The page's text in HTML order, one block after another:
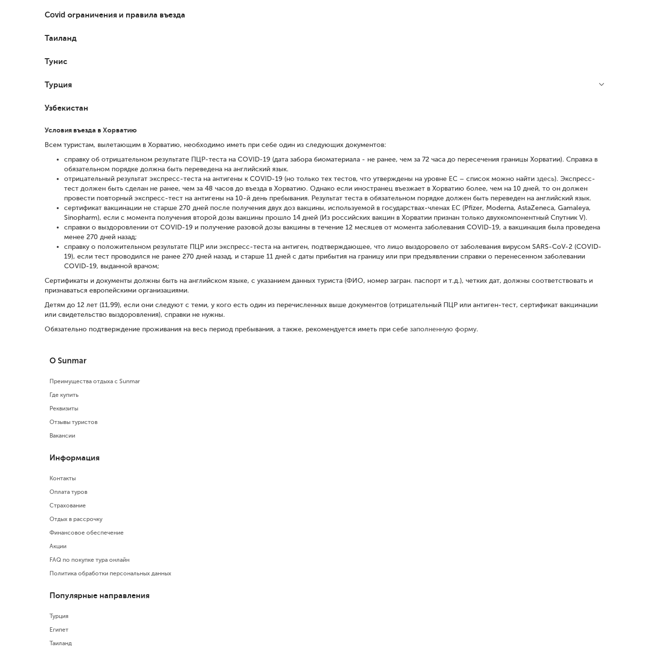
Covid ограничения и правила въезда
Таиланд
Тунис
Турция
Узбекистан
Условия въезда в Хорватию
Всем туристам, вылетающим в Хорватию, необходимо иметь при себе один из следующих документов:
справку об отрицательном результате ПЦР-теста на COVID-19 (дата забора биоматериала - не ранее, чем за 72 часа до пересечения границы Хорватии). Справка в
обязательном порядке должна быть переведена на английский язык.
отрицательный результат экспресс-теста на антигены к COVID-19 (но только тех тестов, что утверждены на уровне ЕС – список можно найти здесь). Экспресс-
тест должен быть сделан не ранее, чем за 48 часов до въезда в Хорватию. Однако если иностранец въезжает в Хорватию более, чем на 10 дней, то он должен
провести повторный экспресс-тест на антигены на 10-й день пребывания. Результат теста в обязательном порядке должен быть переведен на английский язык.
сертификат вакцинации не старше 270 дней после получения двух доз вакцины, используемой в государствах-членах ЕС (Pfizer, Moderna, AstaZeneca, Gamaleya,
Sinopharm), если с момента получения второй дозы вакцины прошло 14 дней (Из российских вакцин в Хорватии признан только двухкомпонентный Спутник V).
справки о выздоровлении от COVID-19 и получение разовой дозы вакцины в течение 12 месяцев от момента заболевания COVID-19, а вакцинация была проведена
менее 270 дней назад;
справку о положительном результате ПЦР или экспресс-теста на антиген, подтверждающее, что лицо выздоровело от заболевания вирусом SARS-CoV-2 (COVID-
19), если тест проводился не ранее 270 дней назад, и старше 11 дней с даты прибытия на границу или при предъявлении справки о перенесенном заболевании
COVID-19, выданной врачом;
Сертификаты и документы должны быть на английском языке, с указанием данных туриста (ФИО, номер загран. паспорт и т.д.), четких дат, должны соответствовать и
признаваться европейскими организациями.
Детям до 12 лет (11,99), если они следуют с теми, у кого есть один из перечисленных выше документов (отрицательный ПЦР или антиген-тест, сертификат вакцинации
или свидетельство выздоровления), справки не нужны.
Обязательно подтверждение проживания на весь период пребывания, а также, рекомендуется иметь при себе заполненную форму.
О Sunmar
Преимущества отдыха с Sunmar
Где купить
Реквизиты
Отзывы туристов
Вакансии
Информация
Контакты
Оплата туров
Страхование
Отдых в рассрочку
Финансовое обеспечение
Акции
FAQ по покупке тура онлайн
Политика обработки персональных данных
Популярные направления
Турция
Египет
Таиланд